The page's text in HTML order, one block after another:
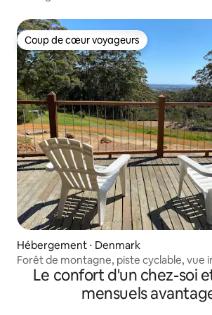
Coup de cœur voyageurs
Coup de cœur voyageurs
Hébergement ⋅ Denmark
Forêt de montagne, piste cyclable, vue
Le confort d'un chez-soi
mensuels